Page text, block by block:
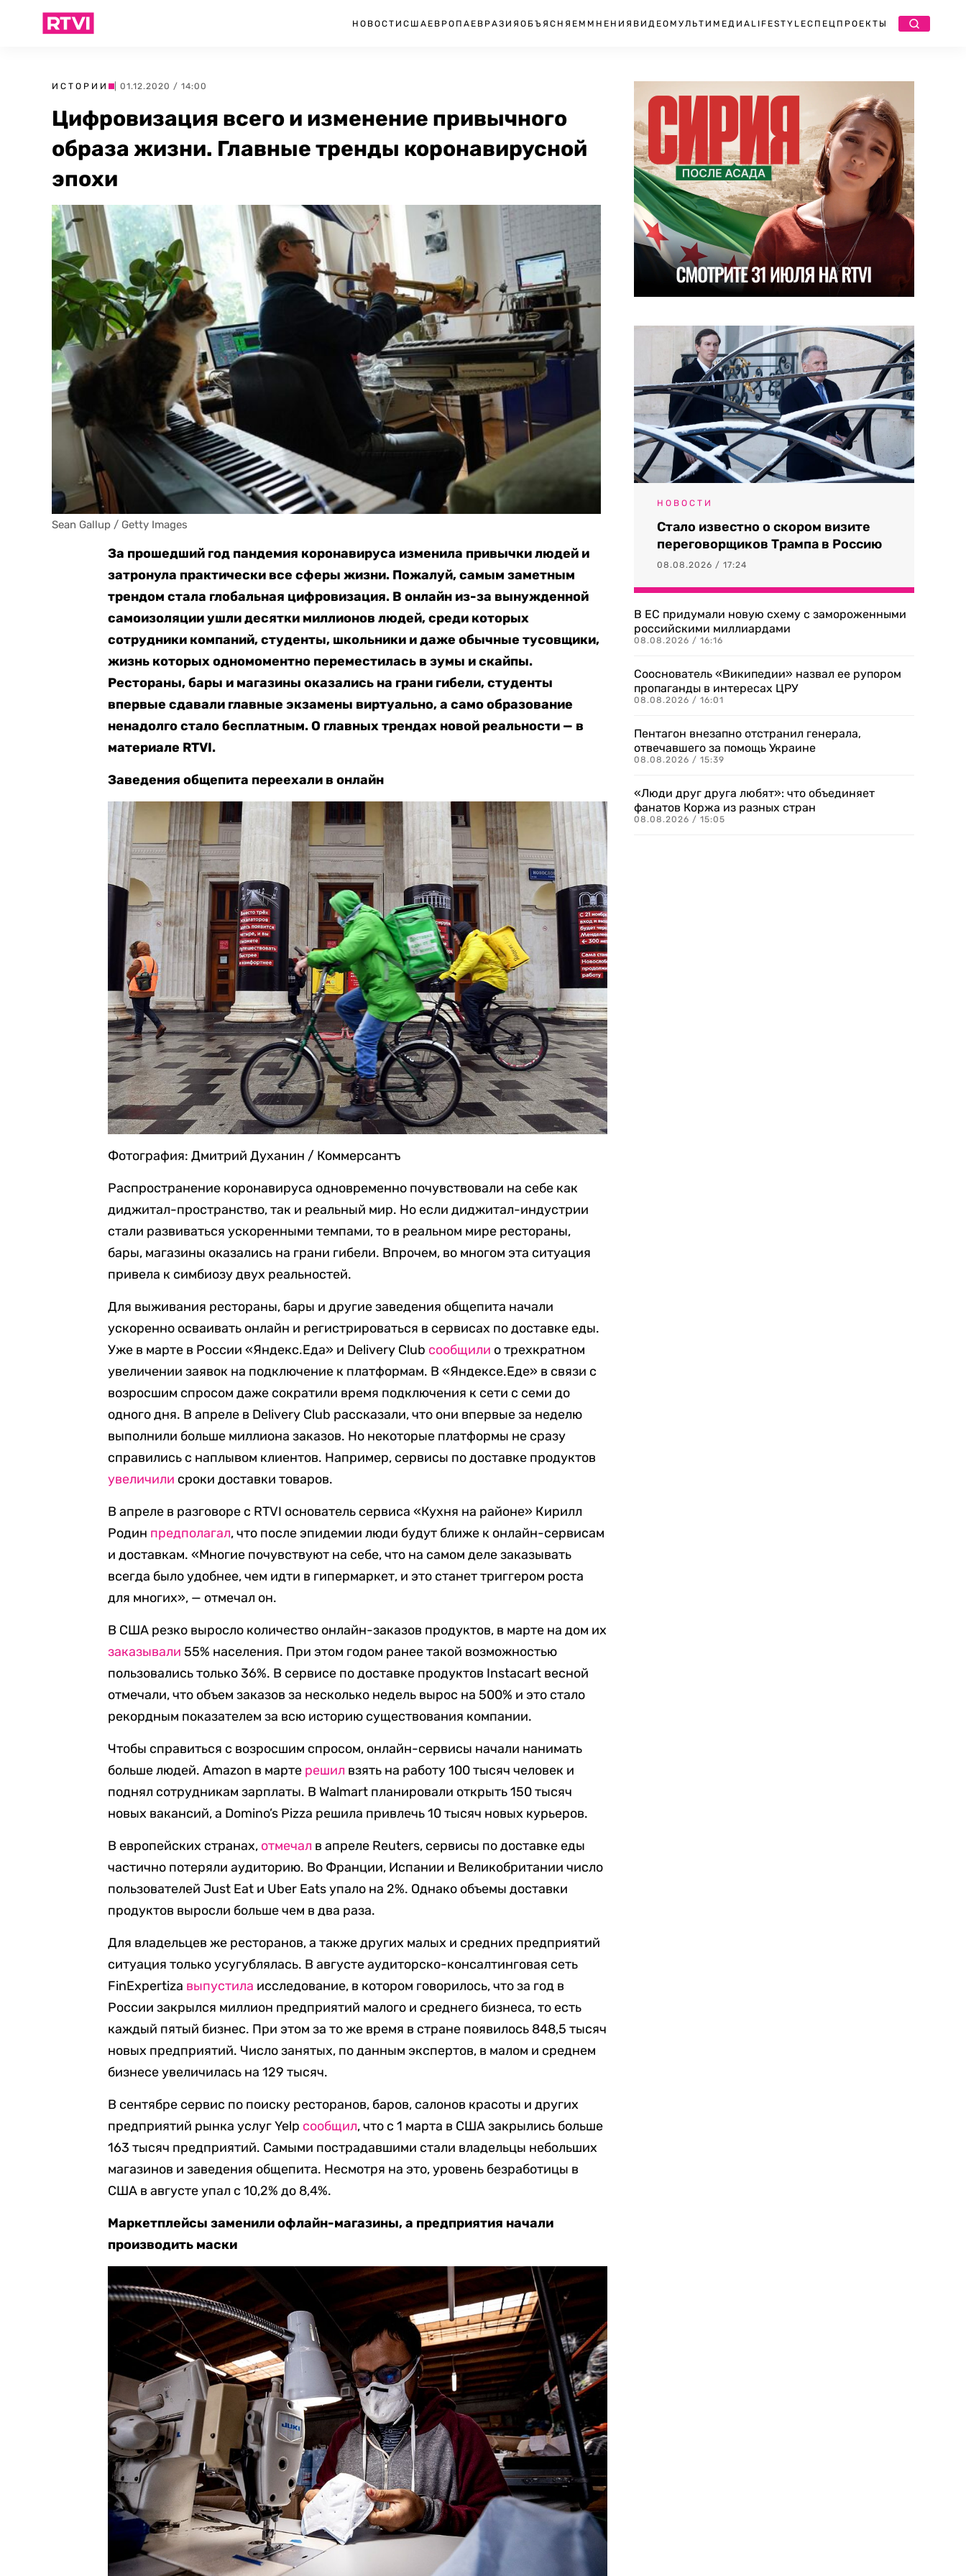
НОВОСТИ США ЕВРОПА ЕВРАЗИЯ ОБЪЯСНЯЕМ МНЕНИЯ ВИДЕО МУЛЬТИМЕДИА LIFESTYLEСПЕЦПРОЕКТЫ
ИСТОРИИ | 01.12.2020 / 14:00
Цифровизация всего и изменение привычного
образа жизни. Главные тренды коронавирусной
эпохи
Sean Gallup / Getty Images
За прошедший год пандемия коронавируса изменила привычки людей и
затронула практически все сферы жизни. Пожалуй, самым заметным
трендом стала глобальная цифровизация. В онлайн из-за вынужденной
самоизоляции ушли десятки миллионов людей, среди которых
сотрудники компаний, студенты, школьники и даже обычные тусовщики,
жизнь которых одномоментно переместилась в зумы и скайпы.
Рестораны, бары и магазины оказались на грани гибели, студенты
впервые сдавали главные экзамены виртуально, а само образование
ненадолго стало бесплатным. О главных трендах новой реальности — в
материале RTVI.
Заведения общепита переехали в онлайн
Фотография: Дмитрий Духанин / Коммерсантъ
Распространение коронавируса одновременно почувствовали на себе как
диджитал-пространство, так и реальный мир. Но если диджитал-индустрии
стали развиваться ускоренными темпами, то в реальном мире рестораны,
бары, магазины оказались на грани гибели. Впрочем, во многом эта ситуация
привела к симбиозу двух реальностей.
Для выживания рестораны, бары и другие заведения общепита начали
ускоренно осваивать онлайн и регистрироваться в сервисах по доставке еды.
Уже в марте в России «Яндекс.Еда» и Delivery Club сообщили о трехкратном
увеличении заявок на подключение к платформам. В «Яндексе.Еде» в связи с
возросшим спросом даже сократили время подключения к сети с семи до
одного дня. В апреле в Delivery Club рассказали, что они впервые за неделю
выполнили больше миллиона заказов. Но некоторые платформы не сразу
справились с наплывом клиентов. Например, сервисы по доставке продуктов
увеличили сроки доставки товаров.
В апреле в разговоре с RTVI основатель сервиса «Кухня на районе» Кирилл
Родин предполагал, что после эпидемии люди будут ближе к онлайн-сервисам
и доставкам. «Многие почувствуют на себе, что на самом деле заказывать
всегда было удобнее, чем идти в гипермаркет, и это станет триггером роста
для многих», — отмечал он.
В США резко выросло количество онлайн-заказов продуктов, в марте на дом их
заказывали 55% населения. При этом годом ранее такой возможностью
пользовались только 36%. В сервисе по доставке продуктов Instacart весной
отмечали, что объем заказов за несколько недель вырос на 500% и это стало
рекордным показателем за всю историю существования компании.
Чтобы справиться с возросшим спросом, онлайн-сервисы начали нанимать
больше людей. Amazon в марте решил взять на работу 100 тысяч человек и
поднял сотрудникам зарплаты. В Walmart планировали открыть 150 тысяч
новых вакансий, а Domino’s Pizza решила привлечь 10 тысяч новых курьеров.
В европейских странах, отмечал в апреле Reuters, сервисы по доставке еды
частично потеряли аудиторию. Во Франции, Испании и Великобритании число
пользователей Just Eat и Uber Eats упало на 2%. Однако объемы доставки
продуктов выросли больше чем в два раза.
Для владельцев же ресторанов, а также других малых и средних предприятий
ситуация только усугублялась. В августе аудиторско-консалтинговая сеть
FinExpertiza выпустила исследование, в котором говорилось, что за год в
России закрылся миллион предприятий малого и среднего бизнеса, то есть
каждый пятый бизнес. При этом за то же время в стране появилось 848,5 тысяч
новых предприятий. Число занятых, по данным экспертов, в малом и среднем
бизнесе увеличилась на 129 тысяч.
В сентябре сервис по поиску ресторанов, баров, салонов красоты и других
предприятий рынка услуг Yelp сообщил, что с 1 марта в США закрылись больше
163 тысяч предприятий. Самыми пострадавшими стали владельцы небольших
магазинов и заведения общепита. Несмотря на это, уровень безработицы в
США в августе упал с 10,2% до 8,4%.
Маркетплейсы заменили офлайн-магазины, а предприятия начали
производить маски
НОВОСТИ
Стало известно о скором визите
переговорщиков Трампа в Россию
08.08.2026 / 17:24
В ЕС придумали новую схему с замороженными
российскими миллиардами
08.08.2026 / 16:16
Сооснователь «Википедии» назвал ее рупором
пропаганды в интересах ЦРУ
08.08.2026 / 16:01
Пентагон внезапно отстранил генерала,
отвечавшего за помощь Украине
08.08.2026 / 15:39
«Люди друг друга любят»: что объединяет
фанатов Коржа из разных стран
08.08.2026 / 15:05